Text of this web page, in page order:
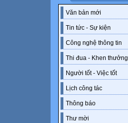
Văn bản mới
Tin tức - Sự kiện
Công nghệ thông tin
Thi đua - Khen thưởng
Người tốt - Việc tốt
Lịch công tác
Thông báo
Thư mời